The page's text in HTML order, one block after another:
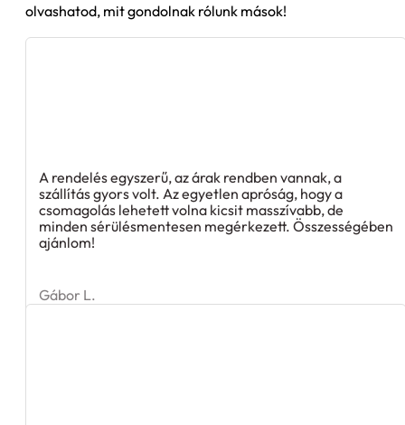
olvashatod, mit gondolnak rólunk mások!
A rendelés egyszerű, az árak rendben vannak, a
szállítás gyors volt. Az egyetlen apróság, hogy a
csomagolás lehetett volna kicsit masszívabb, de
minden sérülésmentesen megérkezett. Összességében
ajánlom!
Gábor L.